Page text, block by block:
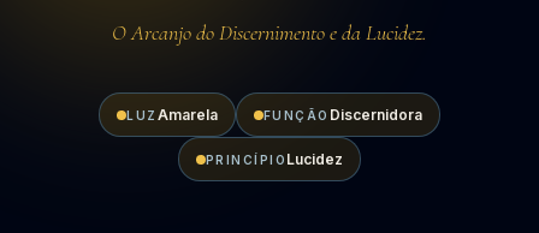
O Arcanjo do Discernimento e da Lucidez.
LUZ Amarela FUNÇÃO Discernidora
PRINCÍPIO Lucidez